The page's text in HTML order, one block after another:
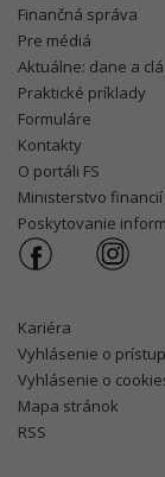
Finančná správa
Pre médiá
Aktuálne: dane a clá
Praktické príklady
Formuláre
Kontakty
O portáli FS
Ministerstvo financií
Poskytovanie
Kariéra
Vyhlásenie o
Vyhlásenie o
Mapa stránok
RSS